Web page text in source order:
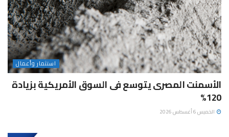
استثمار وأعمال
الأسمنت المصرى يتوسع فى السوق الأمريكية بزيادة
120%
الخميس 6 أغسطس 2026